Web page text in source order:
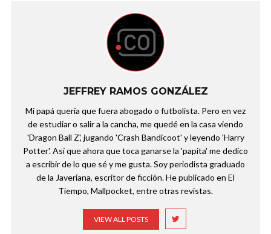
JEFFREY RAMOS GONZÁLEZ
Mi papá quería que fuera abogado o futbolista. Pero en vez
de estudiar o salir a la cancha, me quedé en la casa viendo
'Dragon Ball Z', jugando 'Crash Bandicoot' y leyendo 'Harry
Potter'. Así que ahora que toca ganarse la 'papita' me dedico
a escribir de lo que sé y me gusta. Soy periodista graduado
de la Javeriana, escritor de ficción. He publicado en El
Tiempo, Mallpocket, entre otras revistas.
VIEW ALL POSTS